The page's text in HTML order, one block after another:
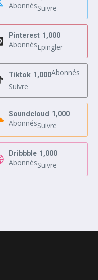
AbonnésSuivre
Pinterest 1,000
AbonnésEpingler
Tiktok 1,000Abonnés
Suivre
Soundcloud 1,000
AbonnésSuivre
Dribbble 1,000
AbonnésSuivre